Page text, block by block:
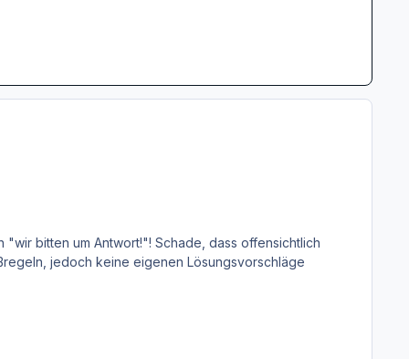
bitten um Antwort!"! Schade, dass offensichtlich
jedoch keine eigenen Lösungsvorschläge